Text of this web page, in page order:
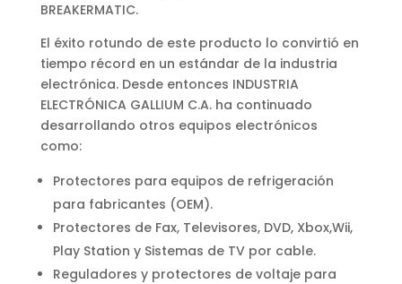
BREAKERMATIC.
El éxito rotundo de este producto lo convirtió en
tiempo récord en un estándar de la industria
electrónica. Desde entonces INDUSTRIA
ELECTRÓNICA GALLIUM C.A. ha continuado
desarrollando otros equipos electrónicos
como:
Protectores para equipos de refrigeración
para fabricantes (OEM).
Protectores de Fax, Televisores, DVD, Xbox,Wii,
Play Station y Sistemas de TV por cable.
Reguladores y protectores de voltaje para